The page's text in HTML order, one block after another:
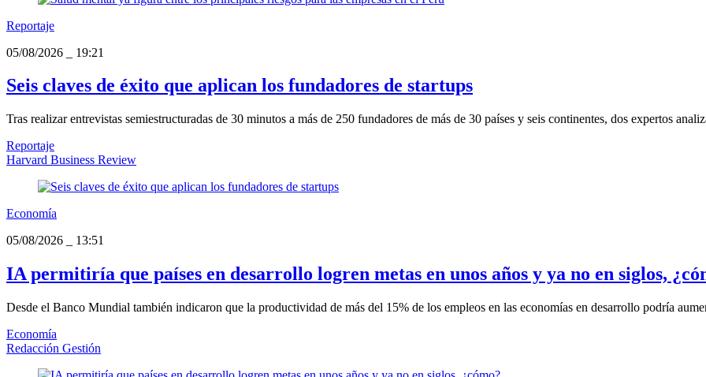
Reportaje
05/08/2026
19:21
Seis claves de éxito que aplican los fundadores de startups
Tras realizar entrevistas semiestructuradas de 30 minutos a más de 250 fundadores de más de 30 países y seis continentes, dos expertos
Reportaje
Harvard Business Review
Economía
05/08/2026
13:51
IA permitiría que países en desarrollo logren metas en unos años y ya no en siglos,
Desde el Banco Mundial también indicaron que la productividad de más del 15% de los empleos en las economías en desarrollo podría
Economía
Redacción Gestión